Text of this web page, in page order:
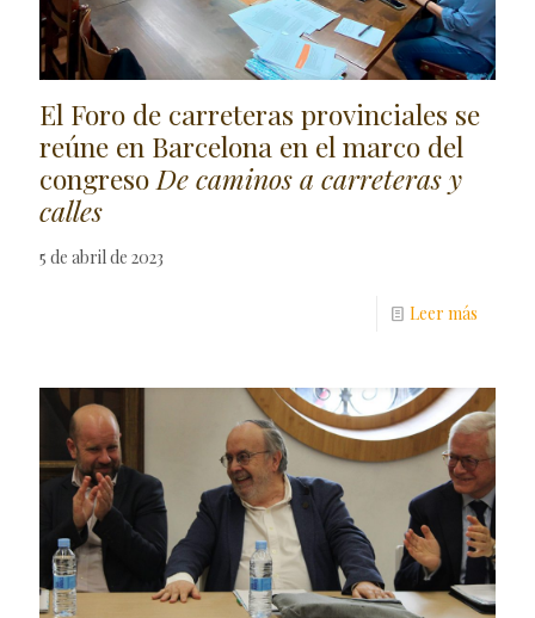
El Foro de carreteras provinciales se
reúne en Barcelona en el marco del
congresoDe caminos a carreteras y
calles
5 de abril de 2023
Leer más